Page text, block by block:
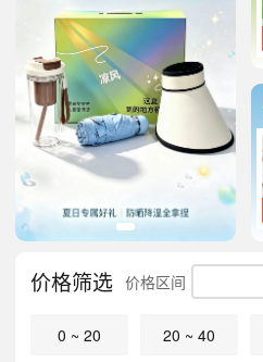
价格筛选 价格区间
0 ~ 20 20 ~ 40